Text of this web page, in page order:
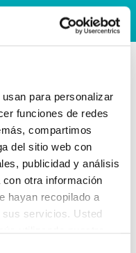
para personalizar
funciones de redes
compartimos
del sitio web con
publicidad y análisis
otra información
hayan recopilado a
servicios. Usted